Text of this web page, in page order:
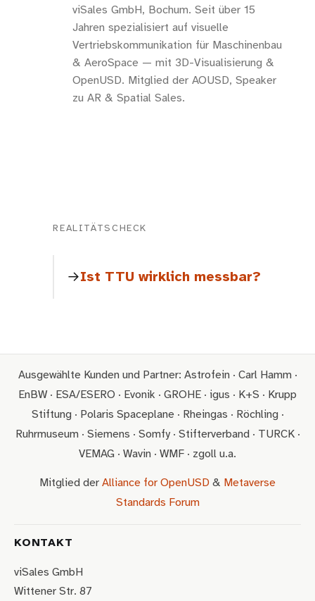
viSales GmbH, Bochum. Seit über 15
Jahren spezialisiert auf visuelle
Vertriebskommunikation für Maschinenbau
& AeroSpace — mit 3D-Visualisierung &
OpenUSD. Mitglied der AOUSD, Speaker
zu AR & Spatial Sales.
REALITÄTSCHECK
Ist TTU wirklich messbar?
Ausgewählte Kunden und Partner: Astrofein · Carl Hamm ·
EnBW · ESA/ESERO · Evonik · GROHE · igus · K+S · Krupp
Stiftung · Polaris Spaceplane · Rheingas · Röchling ·
Ruhrmuseum · Siemens · Somfy · Stifterverband · TURCK ·
VEMAG · Wavin · WMF · zgoll u.a.
Mitglied der Alliance for OpenUSD & Metaverse
Standards Forum
KONTAKT
viSales GmbH
Wittener Str. 87